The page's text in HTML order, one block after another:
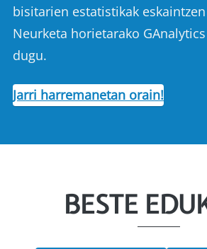
bisitarien estatistikak
Neurketa horietarako
dugu.
Jarri harremanetan orain!
BESTE